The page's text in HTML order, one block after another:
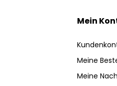
Mein
Meine
Meine